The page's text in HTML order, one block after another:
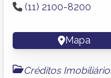
(11) 2100-8200
Mapa
Créditos